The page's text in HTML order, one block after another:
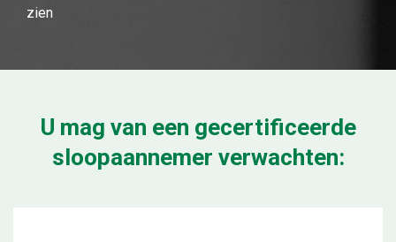
zien
U mag van een gecertificeerde
sloopaannemer verwachten: